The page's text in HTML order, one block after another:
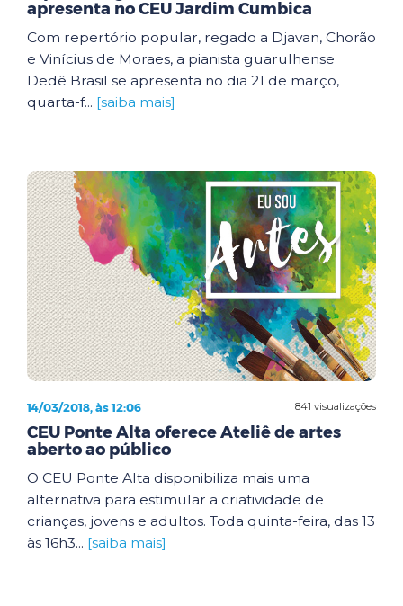
apresenta no CEU Jardim Cumbica
Com repertório popular, regado a Djavan, Chorão
e Vinícius de Moraes, a pianista guarulhense
Dedê Brasil se apresenta no dia 21 de março,
quarta-f... [saiba mais]
841 visualizações
14/03/2018, às 12:06
CEU Ponte Alta oferece Ateliê de artes
aberto ao público
O CEU Ponte Alta disponibiliza mais uma
alternativa para estimular a criatividade de
crianças, jovens e adultos. Toda quinta-feira, das 13
às 16h3... [saiba mais]